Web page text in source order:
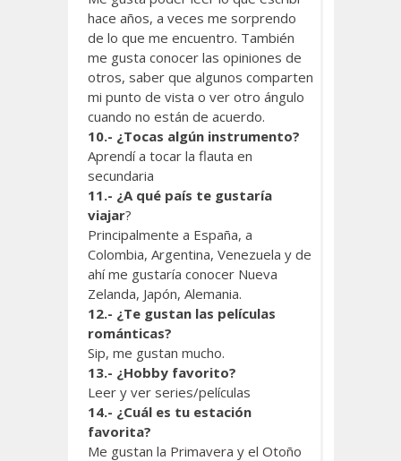
hace años, a veces me sorprendo
de lo que me encuentro. También
me gusta conocer las opiniones de
otros, saber que algunos comparten
mi punto de vista o ver otro ángulo
cuando no están de acuerdo.
10.- ¿Tocas algún instrumento?
Aprendí a tocar la flauta en
secundaria
11.- ¿A qué país te gustaría
viajar?
Principalmente a España, a
Colombia, Argentina, Venezuela y de
ahí me gustaría conocer Nueva
Zelanda, Japón, Alemania.
12.- ¿Te gustan las películas
románticas?
Sip, me gustan mucho.
13.- ¿Hobby favorito?
Leer y ver series/películas
14.- ¿Cuál es tu estación
favorita?
Me gustan la Primavera y el Otoño